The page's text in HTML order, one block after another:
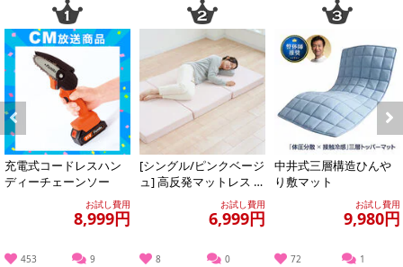
Previous
充電式コードレスハン
ディーチェーンソー
お試し費用
8,999円
453 9
[シングル/ピンクベージ
ュ] 高反発マットレス 厚
さ10センチ 130N (カお試し費用
6,999円
8 0
中井式三層構造ひんや
り敷マット
お試し費用
9,980円
72 1
Next